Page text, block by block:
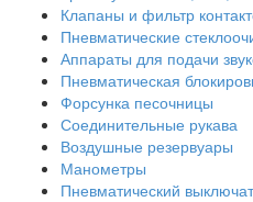
Клапаны и фильтр
Пневматические
Аппараты для подачи
Пневматическая
Форсунка песочницы
Соединительные рукава
Воздушные резервуары
Манометры
Пневматический